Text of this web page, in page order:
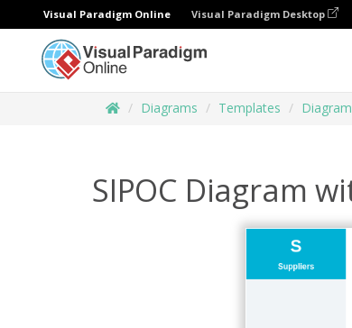
Visual Paradigm Online Visual Paradigm Desktop
Diagrams Templates
SIPOC Diagram